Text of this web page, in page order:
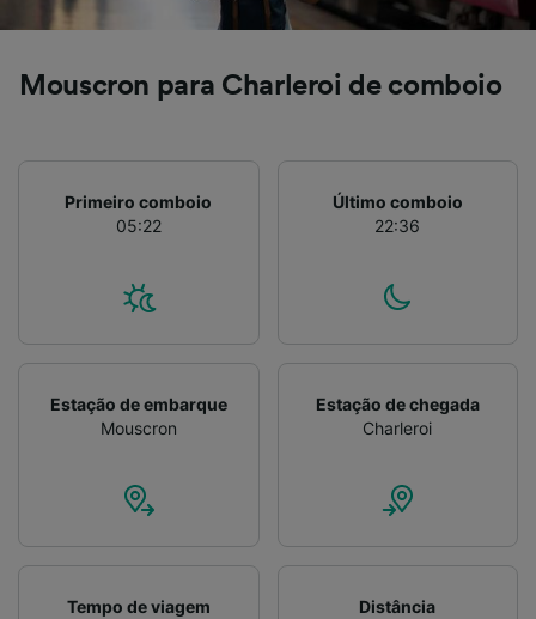
Mouscron para Charleroi de comboio
Primeiro comboio
05:22
Último comboio
22:36
Estação de embarque
Mouscron
Estação de chegada
Charleroi
Tempo de viagem
Distância
Lista de parceiros (fornecedores)